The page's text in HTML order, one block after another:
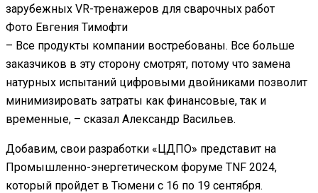
Фото Евгения Тимофти
– Все продукты компании востребованы. Все больше
заказчиков в эту сторону смотрят, потому что замена
натурных испытаний цифровыми двойниками позволит
минимизировать затраты как финансовые, так и
временные, – сказал Александр Васильев.
Добавим, свои разработки «ЦДПО» представит на
Промышленно-энергетическом форуме TNF 2024,
который пройдет в Тюмени с 16 по 19 сентября.